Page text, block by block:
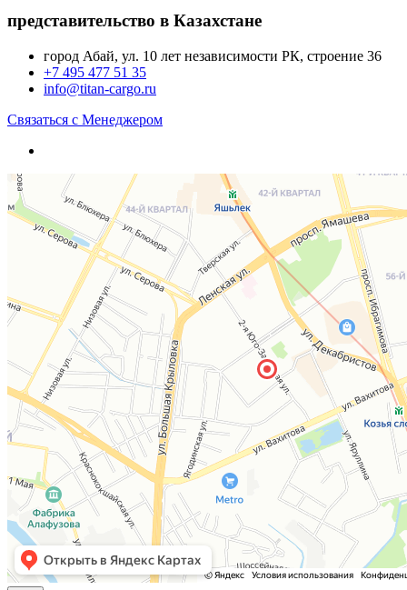
представительство в Казахстане
город Абай, ул. 10 лет независимости РК, строение 36
+7 495 477 51 35
info@titan-cargo.ru
Связаться с Менеджером